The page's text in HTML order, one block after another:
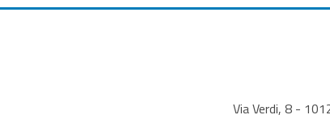
Via Verdi, 8 -